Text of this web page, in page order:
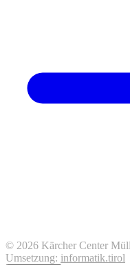
© 2026 Kärcher Center
Umsetzung: informatik.tirol